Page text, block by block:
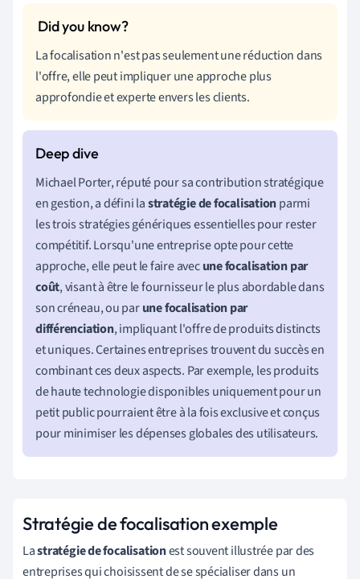
La focalisation n'est pas seulement une réduction dans
l'offre, elle peut impliquer une approche plus
approfondie et experte envers les clients.
Michael Porter, réputé pour sa contribution stratégique
en gestion, a défini lastratégie de focalisationparmi
les trois stratégies génériques essentielles pour rester
compétitif. Lorsqu'une entreprise opte pour cette
approche, elle peut le faire avecune focalisation par
coût, visant à être le fournisseur le plus abordable dans
son créneau, ou parune focalisation par
différenciation, impliquant l'offre de produits distincts
et uniques. Certaines entreprises trouvent du succès en
combinant ces deux aspects. Par exemple, les produits
de haute technologie disponibles uniquement pour un
petit public pourraient être à la fois exclusive et conçus
pour minimiser les dépenses globales des utilisateurs.
Stratégie de focalisation exemple
Lastratégie de focalisationest souvent illustrée par des
entreprises qui choisissent de se spécialiser dans un